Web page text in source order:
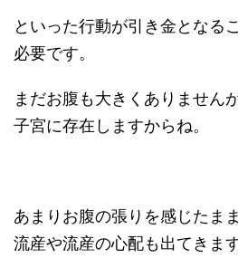
といった行動が引き金となる
必要です。
まだお腹も大きくありません
子宮に存在しますからね。
あまりお腹の張りを感じたま
流産や流産の心配も出てきます